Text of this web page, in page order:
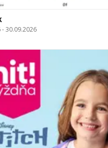
-30.09.2026